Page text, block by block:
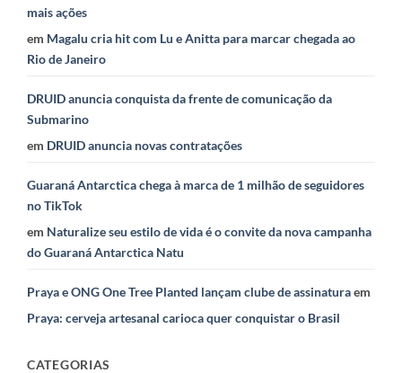
mais ações
em Magalu cria hit com Lu e Anitta para marcar chegada ao
Rio de Janeiro
DRUID anuncia conquista da frente de comunicação da
Submarino
em DRUID anuncia novas contratações
Guaraná Antarctica chega à marca de 1 milhão de seguidores
no TikTok
em Naturalize seu estilo de vida é o convite da nova campanha
do Guaraná Antarctica Natu
Praya e ONG One Tree Planted lançam clube de assinaturaem
Praya: cerveja artesanal carioca quer conquistar o Brasil
CATEGORIAS